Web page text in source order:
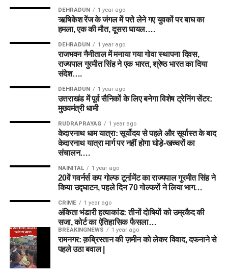
Grand League Dream11 Team
Wicketkeepers
Joe Clarke
Ryan Rickelton (VC)
Donovan Ferreira
Harry Brook
Mitchell Marsh (C)
Rehan Ahmed
Bowlers
Nathan Ellis
DEHRADUN 1 year ago
ऋषिकेश रेंज के जंगल में पत्ते लेने गए युवकों पर बाघ का
हमला, एक की मौत, दूसरा घायल….
DEHRADUN 1 year ago
राजभवन नैनीताल में मनाया गया गोवा स्थापना दिवस,
राज्यपाल गुरमीत सिंह ने एक भारत, श्रेष्ठ भारत का दिया
संदेश….
DEHRADUN 1 year ago
उत्तराखंड में पूर्व सैनिकों के लिए बनेगा विशेष ट्रेनिंग सेंटर:
मुख्यमंत्री धामी
RUDRAPRAYAG 1 year ago
केदारनाथ धाम यात्रा: सूर्योदय से पहले और सूर्यास्त के बाद
केदारनाथ यात्रा मार्ग पर नहीं होगा घोड़े-खच्चरों का
संचालन….
NAINITAL 1 year ago
20वें गवर्नर्स कप गोल्फ टूर्नामेंट का राज्यपाल गुरमीत सिंह ने
किया उद्घाटन, पहले दिन 70 गोल्फरों ने लिया भाग…
CRIME 1 year ago
अंकिता भंडारी हत्याकांड: तीनों दोषियों को उम्रकैद की
सजा, कोर्ट का ऐतिहासिक फैसला…
BREAKINGNEWS 1 year ago
रामनगर: क़ब्रिस्तान की ज़मीन को लेकर विवाद, दफनाने से
पहले उठा बवाल |